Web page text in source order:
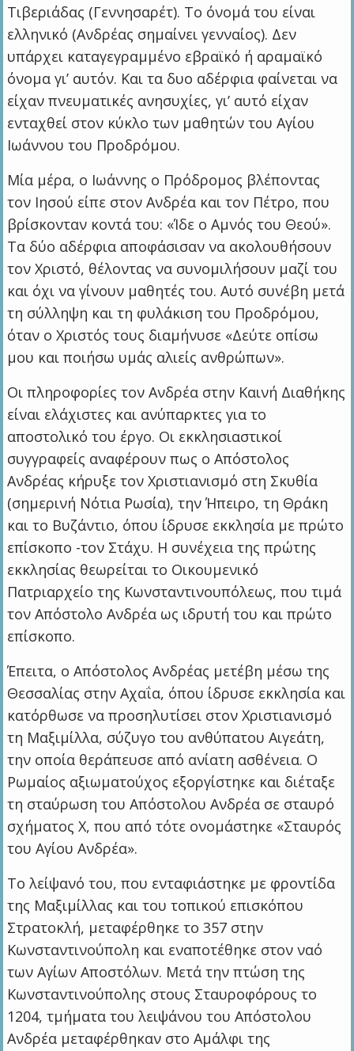
Τιβεριάδας (Γεννησαρέτ). Το όνομά του είναι
ελληνικό (Ανδρέας σημαίνει γενναίος). Δεν
υπάρχει καταγεγραμμένο εβραϊκό ή αραμαϊκό
όνομα γι’ αυτόν. Και τα δυο αδέρφια φαίνεται να
είχαν πνευματικές ανησυχίες, γι’ αυτό είχαν
ενταχθεί στον κύκλο των μαθητών του Αγίου
Ιωάννου του Προδρόμου.
Μία μέρα, ο Ιωάννης ο Πρόδρομος βλέποντας
τον Ιησού είπε στον Ανδρέα και τον Πέτρο, που
βρίσκονταν κοντά του: «Ίδε ο Αμνός του Θεού».
Τα δύο αδέρφια αποφάσισαν να ακολουθήσουν
τον Χριστό, θέλοντας να συνομιλήσουν μαζί του
και όχι να γίνουν μαθητές του. Αυτό συνέβη μετά
τη σύλληψη και τη φυλάκιση του Προδρόμου,
όταν ο Χριστός τους διαμήνυσε «Δεύτε οπίσω
μου και ποιήσω υμάς αλιείς ανθρώπων».
Οι πληροφορίες τον Ανδρέα στην Καινή Διαθήκης
είναι ελάχιστες και ανύπαρκτες για το
αποστολικό του έργο. Οι εκκλησιαστικοί
συγγραφείς αναφέρουν πως ο Απόστολος
Ανδρέας κήρυξε τον Χριστιανισμό στη Σκυθία
(σημερινή Νότια Ρωσία), την Ήπειρο, τη Θράκη
και το Βυζάντιο, όπου ίδρυσε εκκλησία με πρώτο
επίσκοπο -τον Στάχυ. Η συνέχεια της πρώτης
εκκλησίας θεωρείται το Οικουμενικό
Πατριαρχείο της Κωνσταντινουπόλεως, που τιμά
τον Απόστολο Ανδρέα ως ιδρυτή του και πρώτο
επίσκοπο.
Έπειτα, ο Απόστολος Ανδρέας μετέβη μέσω της
Θεσσαλίας στην Αχαΐα, όπου ίδρυσε εκκλησία και
κατόρθωσε να προσηλυτίσει στον Χριστιανισμό
τη Μαξιμίλλα, σύζυγο του ανθύπατου Αιγεάτη,
την οποία θεράπευσε από ανίατη ασθένεια. Ο
Ρωμαίος αξιωματούχος εξοργίστηκε και διέταξε
τη σταύρωση του Απόστολου Ανδρέα σε σταυρό
σχήματος Χ, που από τότε ονομάστηκε «Σταυρός
του Αγίου Ανδρέα».
Το λείψανό του, που ενταφιάστηκε με φροντίδα
της Μαξιμίλλας και του τοπικού επισκόπου
Στρατοκλή, μεταφέρθηκε το 357 στην
Κωνσταντινούπολη και εναποτέθηκε στον ναό
των Αγίων Αποστόλων. Μετά την πτώση της
Κωνσταντινούπολης στους Σταυροφόρους το
1204, τμήματα του λειψάνου του Απόστολου
Ανδρέα μεταφέρθηκαν στο Αμάλφι της